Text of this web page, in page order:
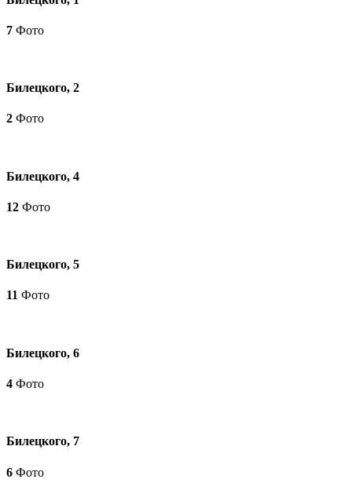
7 Фото
Билецкого, 2
2 Фото
Билецкого, 4
12 Фото
Билецкого, 5
11 Фото
Билецкого, 6
4 Фото
Билецкого, 7
6 Фото